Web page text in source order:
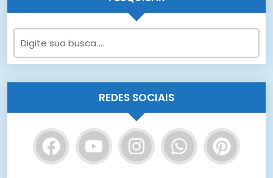
REDES SOCIAIS